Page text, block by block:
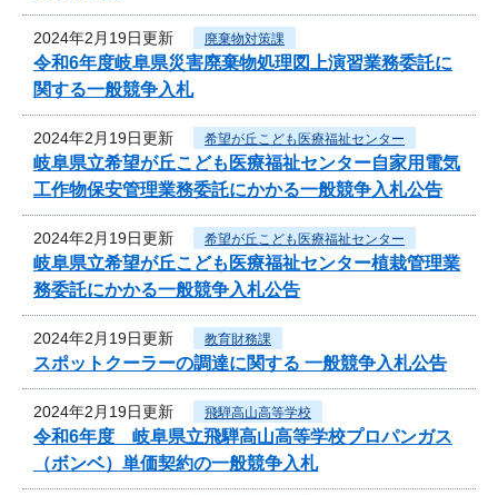
2024年2月19日更新 廃棄物対策課
令和6年度岐阜県災害廃棄物処理図上演習業務委託に
関する一般競争入札
2024年2月19日更新 希望が丘こども医療福祉センター
岐阜県立希望が丘こども医療福祉センター自家用電気
工作物保安管理業務委託にかかる一般競争入札公告
2024年2月19日更新 希望が丘こども医療福祉センター
岐阜県立希望が丘こども医療福祉センター植栽管理業
務委託にかかる一般競争入札公告
2024年2月19日更新 教育財務課
スポットクーラーの調達に関する 一般競争入札公告
2024年2月19日更新 飛騨高山高等学校
令和6年度 岐阜県立飛騨高山高等学校プロパンガス
（ボンベ）単価契約の一般競争入札